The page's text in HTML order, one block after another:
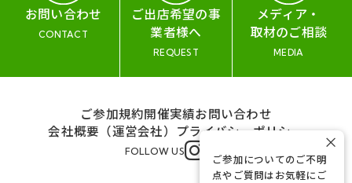
お問い合わせ
CONTACT
ご出店希望の事
業者様へ
REQUEST
メディア・
取材のご相談
MEDIA
ご参加規約開催実績お問い合わせ
会社概要（運営会社） プライバシーポリシー
FOLLOW US
ご参加についてのご不明
点やご質問はお気軽にご
×